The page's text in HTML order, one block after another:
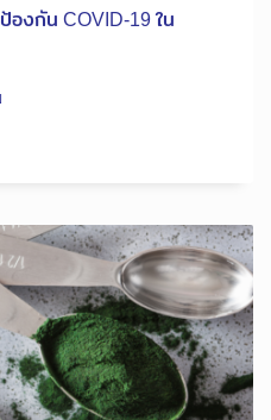
องกัน COVID-19 ใน